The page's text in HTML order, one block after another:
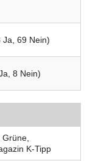
Ja, 69 Nein)
8 Nein)
K-Tipp